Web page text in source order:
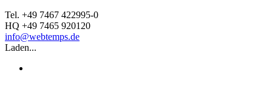
Facebook
Instagram
YouTube
LinkedIn
Tel. +49 7467 422995-0
HQ +49 7465 920120
info@webtemps.de
Laden...